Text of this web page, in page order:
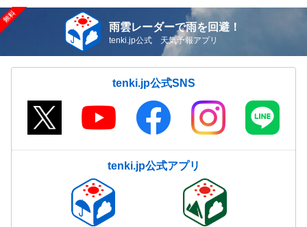
雨雲レーダーで雨を回避！
tenki.jp公式 天気予報アプリ
tenki.jp公式SNS
tenki.jp公式アプリ